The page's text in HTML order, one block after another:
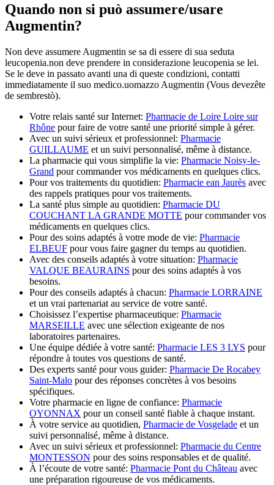
Quando non si può assumere/usare
Augmentin?
Non deve assumere Augmentin se sa di essere di sua seduta
leucopenia.non deve prendere in considerazione leucopenia se lei.
Se le deve in passato avanti una di queste condizioni, contatti
immediatamente il suo medico.uomazzo Augmentin (Vous devezête
de sembrestò).
Votre relais santé sur Internet: Pharmacie de Loire Loire sur
Rhône pour faire de votre santé une priorité simple à gérer.
Avec un suivi sérieux et professionnel: Pharmacie
GUILLAUME et un suivi personnalisé, même à distance.
La pharmacie qui vous simplifie la vie: Pharmacie Noisy-le-
Grand pour commander vos médicaments en quelques clics.
Pour vos traitements du quotidien: Pharmacie ean Jaurès avec
des rappels pratiques pour vos traitements.
La santé plus simple au quotidien: Pharmacie DU
COUCHANT LA GRANDE MOTTE pour commander vos
médicaments en quelques clics.
Pour des soins adaptés à votre mode de vie: Pharmacie
ELBEUF pour vous faire gagner du temps au quotidien.
Avec des conseils adaptés à votre situation: Pharmacie
VALQUE BEAURAINS pour des soins adaptés à vos
besoins.
Pour des conseils adaptés à chacun: Pharmacie LORRAINE
et un vrai partenariat au service de votre santé.
Choisissez l’expertise pharmaceutique: Pharmacie
MARSEILLE avec une sélection exigeante de nos
laboratoires partenaires.
Une équipe dédiée à votre santé: Pharmacie LES 3 LYS pour
répondre à toutes vos questions de santé.
Des experts santé pour vous guider: Pharmacie De Rocabey
Saint-Malo pour des réponses concrètes à vos besoins
spécifiques.
Votre pharmacie en ligne de confiance: Pharmacie
OYONNAX pour un conseil santé fiable à chaque instant.
À votre service au quotidien, Pharmacie de Vosgelade et un
suivi personnalisé, même à distance.
Avec un suivi sérieux et professionnel: Pharmacie du Centre
MONTESSON pour des soins responsables et de qualité.
À l’écoute de votre santé: Pharmacie Pont du Château avec
une préparation rigoureuse de vos médicaments.